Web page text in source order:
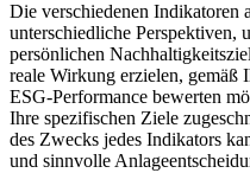
Die verschiedenen Indikatoren
unterschiedliche Perspektiven,
persönlichen
reale Wirkung erzielen, gemäß
ESG-Performance bewerten
Ihre spezifischen Ziele
des Zwecks jedes Indikators
und sinnvolle